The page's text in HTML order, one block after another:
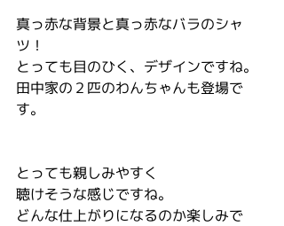
真っ赤な背景と真っ赤なバラのシャ
ツ！
とっても目のひく、デザインですね。
田中家の２匹のわんちゃんも登場で
す。
とっても親しみやすく
聴けそうな感じですね。
どんな仕上がりになるのか楽しみで